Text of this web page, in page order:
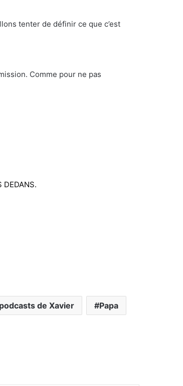
tenter de définir ce que c’est
Comme pour ne pas
DEDANS.
de Xavier Papa